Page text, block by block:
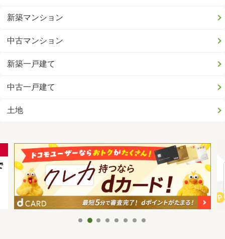
新築マンション
中古マンション
新築一戸建て
中古一戸建て
土地